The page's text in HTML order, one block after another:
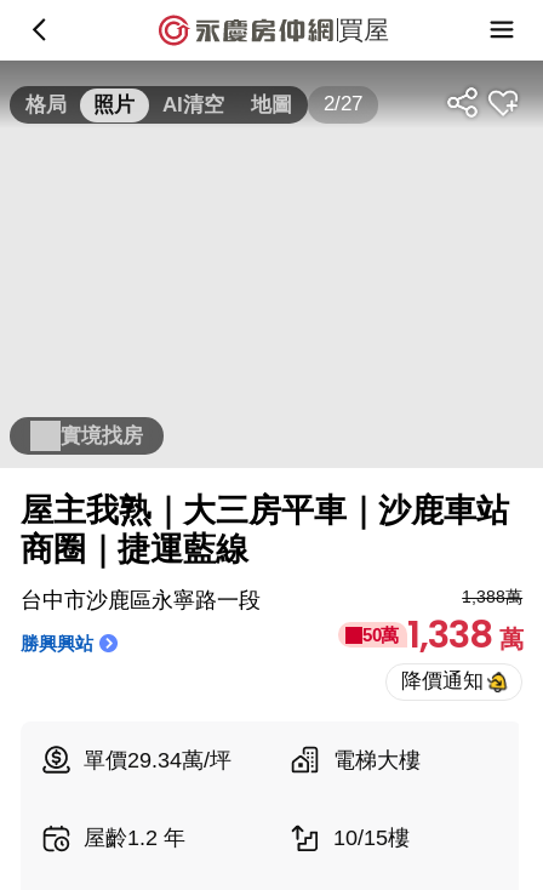
買屋
格局 照片 AI清空 地圖 2/27
實境找房
屋主我熟｜大三房平車｜沙鹿車站
商圈｜捷運藍線
台中市沙鹿區永寧路一段
勝興興站
1,388萬
50萬 1,338萬
單價29.34萬/坪 電梯大樓
屋齡1.2 年 10/15樓